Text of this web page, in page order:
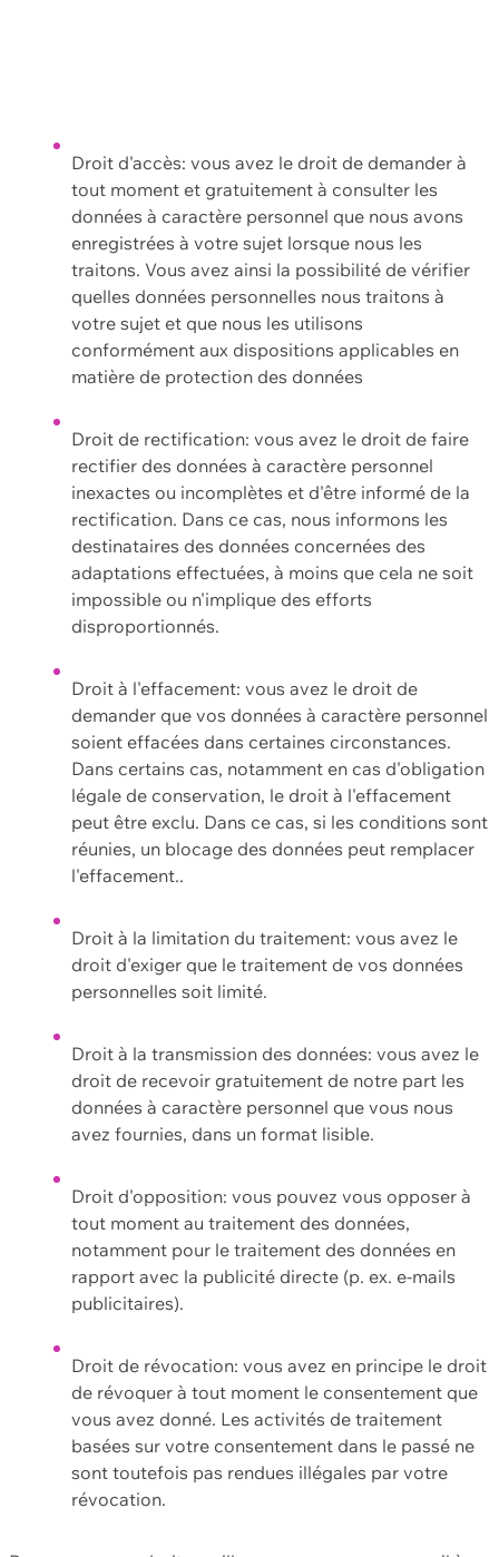
Droit d'accès: vous avez le droit de demander à
tout moment et gratuitement à consulter les
données à caractère personnel que nous avons
enregistrées à votre sujet lorsque nous les
traitons. Vous avez ainsi la possibilité de vérifier
quelles données personnelles nous traitons à
votre sujet et que nous les utilisons
conformément aux dispositions applicables en
matière de protection des données
Droit de rectification: vous avez le droit de faire
rectifier des données à caractère personnel
inexactes ou incomplètes et d'être informé de la
rectification. Dans ce cas, nous informons les
destinataires des données concernées des
adaptations effectuées, à moins que cela ne soit
impossible ou n'implique des efforts
disproportionnés.
Droit à l'effacement: vous avez le droit de
demander que vos données à caractère personnel
soient effacées dans certaines circonstances.
Dans certains cas, notamment en cas d'obligation
légale de conservation, le droit à l'effacement
peut être exclu. Dans ce cas, si les conditions sont
réunies, un blocage des données peut remplacer
l'effacement..
Droit à la limitation du traitement: vous avez le
droit d'exiger que le traitement de vos données
personnelles soit limité.
Droit à la transmission des données: vous avez le
droit de recevoir gratuitement de notre part les
données à caractère personnel que vous nous
avez fournies, dans un format lisible.
Droit d'opposition: vous pouvez vous opposer à
tout moment au traitement des données,
notamment pour le traitement des données en
rapport avec la publicité directe (p. ex. e-mails
publicitaires).
Droit de révocation: vous avez en principe le droit
de révoquer à tout moment le consentement que
vous avez donné. Les activités de traitement
basées sur votre consentement dans le passé ne
sont toutefois pas rendues illégales par votre
révocation.